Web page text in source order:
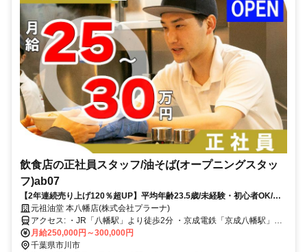
飲食店の正社員スタッフ/油そば(オープニングスタッ
フ)ab07
【2年連続売り上げ120％超UP】平均年齢23.5歳/未経験・初心者OK/他
業界の方も多数活躍中
元祖油堂 本八幡店(株式会社プラーナ)
アクセス: ・JR「八幡駅」より徒歩2分 ・京成電鉄「京成八幡駅」よ
り徒歩3分 ・駅チカ！
月給250,000円～300,000円
千葉県市川市